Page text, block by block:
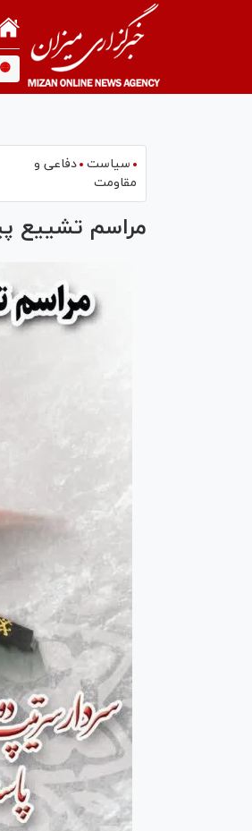
سیاست دفاعی و
مقاومت
مراسم تشییع